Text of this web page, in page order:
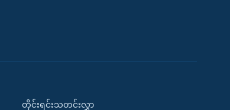
တိုင်းရင်းသတင်းလွှာ